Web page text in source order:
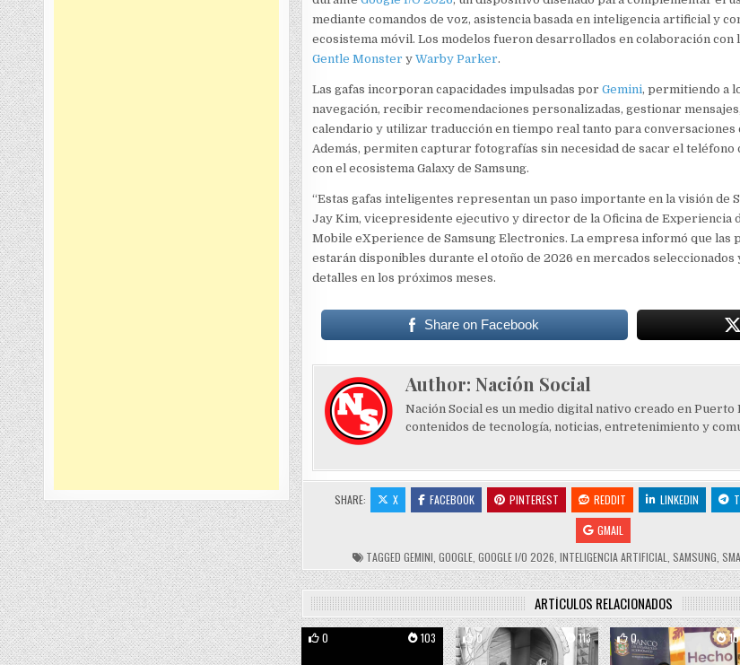
mediante comandos de voz, asistencia basada en inteligencia artificial y
ecosistema móvil. Los modelos fueron desarrollados en colaboración con
Gentle Monster y Warby Parker.
Las gafas incorporan capacidades impulsadas por Gemini, permitiendo a
navegación, recibir recomendaciones personalizadas, gestionar
calendario y utilizar traducción en tiempo real tanto para conversaciones
Además, permiten capturar fotografías sin necesidad de sacar el
con el ecosistema Galaxy de Samsung.
“Estas gafas inteligentes representan un paso importante en la visión de
Jay Kim, vicepresidente ejecutivo y director de la Oficina de Experiencia
Mobile eXperience de Samsung Electronics. La empresa informó que las
estarán disponibles durante el otoño de 2026 en mercados seleccionados
detalles en los próximos meses.
Share on Facebook
Author: Nación Social
Nación Social es un medio digital nativo creado en Puerto
contenidos de tecnología, noticias, entretenimiento y
SHARE: X FACEBOOK PINTEREST REDDIT LINKEDIN
GMAIL
TAGGED GEMINI GOOGLE, GOOGLE I/O 2026 INTELIGENCIA ARTIFICIAL SAMSUNG
ARTÍCULOS RELACIONADOS
0 103 0 113 0